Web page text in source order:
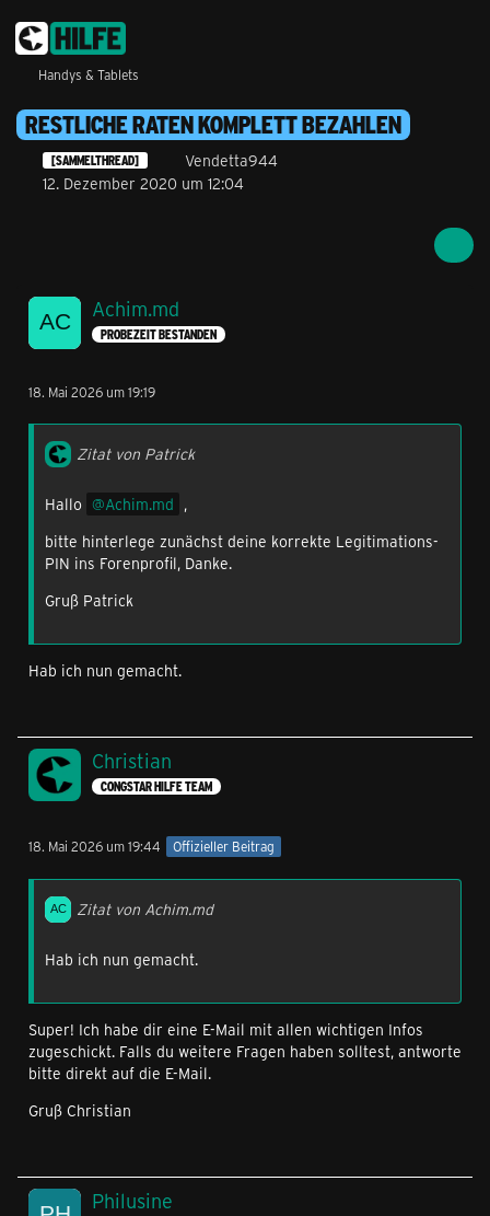
Handys & Tablets
RESTLICHE RATEN KOMPLETT BEZAHLEN
[SAMMELTHREAD]
Vendetta944
12. Dezember 2020 um 12:04
Achim.md
PROBEZEIT BESTANDEN
18. Mai 2026 um 19:19
Zitat von Patrick
Hallo Achim.md ,
bitte hinterlege zunächst deine korrekte Legitimations-
PIN ins Forenprofil, Danke.
Gruß Patrick
Hab ich nun gemacht.
Christian
CONGSTAR HILFE TEAM
18. Mai 2026 um 19:44 Offizieller Beitrag
Zitat von Achim.md
Hab ich nun gemacht.
Super! Ich habe dir eine E-Mail mit allen wichtigen Infos
zugeschickt. Falls du weitere Fragen haben solltest, antworte
bitte direkt auf die E-Mail.
Gruß Christian
Philusine